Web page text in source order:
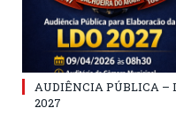
AUDIÊNCIA PÚBLICA –
2027